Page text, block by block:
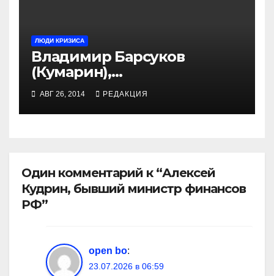
ЛЮДИ КРИЗИСА
Владимир Барсуков
(Кумарин),
предприниматель
АВГ 26, 2014 РЕДАКЦИЯ
Один комментарий к “Алексей
Кудрин, бывший министр финансов
РФ”
open bo:
23.07.2026 в 06:59